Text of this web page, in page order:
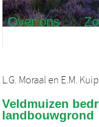
Over ons
L.G. Moraal en E.M.
Veldmuizen
landbouwgrond